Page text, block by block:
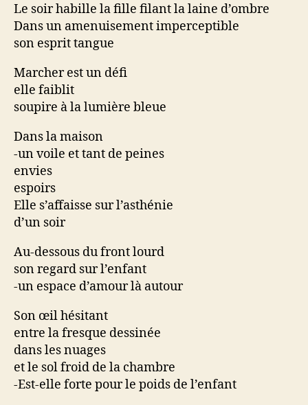
Le soir habille la fille filant la laine d’ombre
Dans un amenuisement imperceptible
son esprit tangue
Marcher est un défi
elle faiblit
soupire à la lumière bleue
Dans la maison
-un voile et tant de peines
envies
espoirs
Elle s’affaisse sur l’asthénie
d’un soir
Au-dessous du front lourd
son regard sur l’enfant
-un espace d’amour là autour
Son œil hésitant
entre la fresque dessinée
dans les nuages
et le sol froid de la chambre
-Est-elle forte pour le poids de l’enfant